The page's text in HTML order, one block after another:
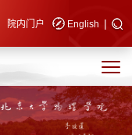
院内门户 English |